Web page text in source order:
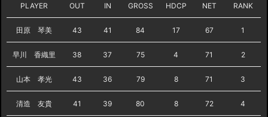
PLAYER OUT IN GROSS HDCP NET RANK
田原 琴美 43 41 84 17 67 1
早川 香織里 38 37 75 4 71 2
山本 孝光 43 36 79 8 71 3
清造 友貴 41 39 80 8 72 4